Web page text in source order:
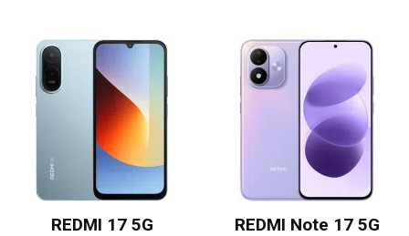
REDMI 17 5G REDMI Note 17 5G